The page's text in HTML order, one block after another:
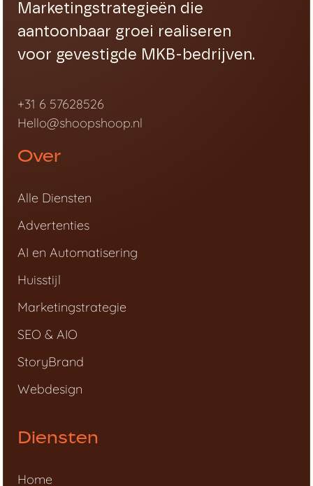
Marketingstrategieën die
aantoonbaar groei realiseren
voor gevestigde MKB-bedrijven.
+31 6 57628526
Hello@shoopshoop.nl
Over
Diensten
Home
Alle Diensten
Advertenties
AI en Automatisering
Huisstijl
Marketingstrategie
SEO & AIO
StoryBrand
Webdesign